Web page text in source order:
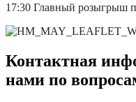
17:30 Главный розыгрыш
Контактная
нами по